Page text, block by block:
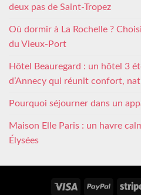
deux pas de Saint-Tropez
Où dormir à La Rochelle ?
du Vieux-Port
Hôtel Beauregard : un hôtel 3
d’Annecy qui réunit confort,
Pourquoi séjourner dans un
Maison Elle Paris : un havre
Élysées
Visa PayPal